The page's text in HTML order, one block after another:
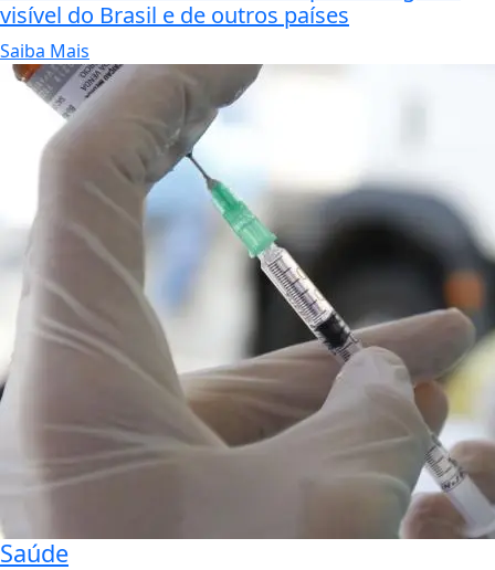
visível do Brasil e de outros países
Saiba Mais
Saúde